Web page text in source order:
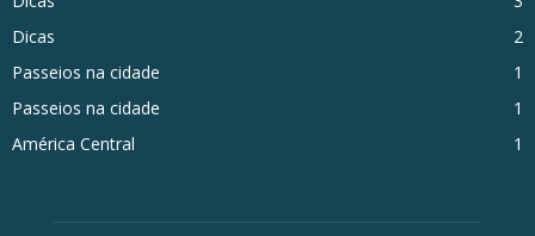
Dicas
2
Passeios na cidade
1
Passeios na cidade
1
América Central
1